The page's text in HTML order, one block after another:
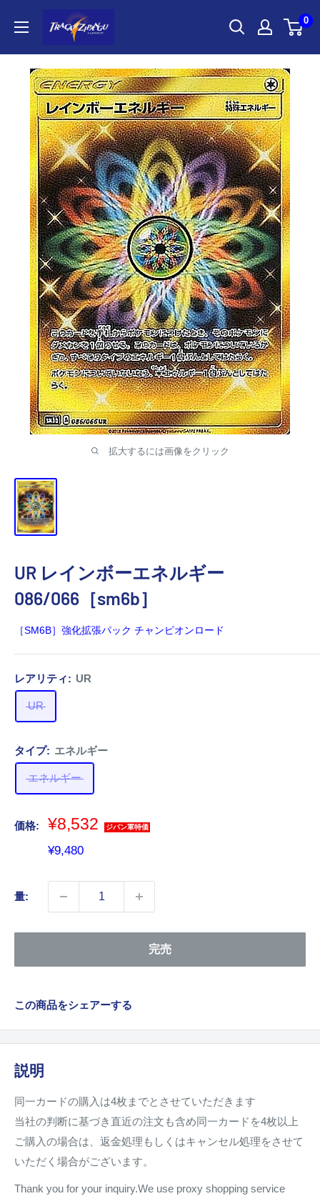
モ
ン
カ
ー
ド
ゲ
ー
ム
通
販
の
ト
レ
カ
ジ
パ
ン
TRACAZIPANGU
0
拡大するには画像をクリック
UR レインボーエネルギー
086/066［sm6b］
［SM6B］強化拡張パック チャンピオンロード
レアリティ: UR
UR
タイプ: エネルギー
エネルギー
価格: ¥8,532 ジパン軍特価
販
¥9,480
量:
完売
この商品をシェアーする
説明
同一カードの購入は4枚までとさせていただきます
当社の判断に基づき直近の注文も含め同一カードを4枚以上
ご購入の場合は、返金処理もしくはキャンセル処理をさせて
いただく場合がございます。
Thank you for your inquiry.We use proxy shopping service